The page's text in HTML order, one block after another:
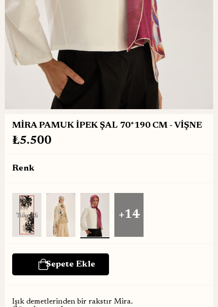
MİRA PAMUK İPEK ŞAL 70*190 CM - VİŞNE
₺5.500
Renk
Tükendi +14
Işık demetlerinden bir rakstır Mira.